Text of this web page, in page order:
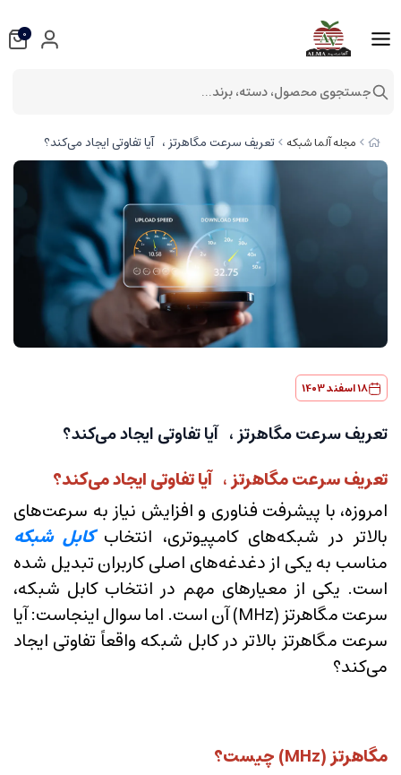
مجله آلما شبکه تعریف سرعت مگاهرتز ، آیا تفاوتی ایجاد می‌کند؟
18 اسفند 1403
تعریف سرعت مگاهرتز ، آیا تفاوتی ایجاد می‌کند؟
تعریف سرعت مگاهرتز ، آیا تفاوتی ایجاد می‌کند؟
امروزه، با پیشرفت فناوری و افزایش نیاز به سرعت‌های
بالاتر در شبکه‌های کامپیوتری، انتخابکابل شبکه
مناسب به یکی از دغدغه‌های اصلی کاربران تبدیل شده
است. یکی از معیارهای مهم در انتخاب کابل شبکه،
سرعت مگاهرتز (MHz) آن است. اما سوال اینجاست: آیا
سرعت مگاهرتز بالاتر در کابل شبکه واقعاً تفاوتی ایجاد
می‌کند؟
مگاهرتز (MHz) چیست؟
0
جستجوی محصول، دسته، برند...